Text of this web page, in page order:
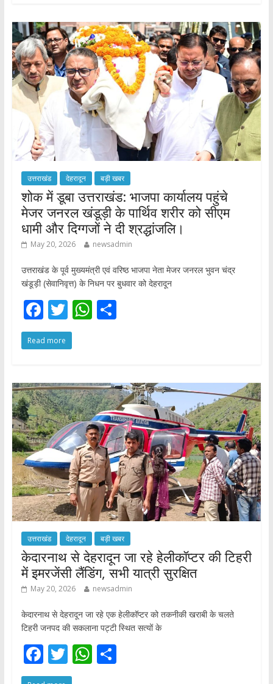
o
o
k
A
p
p
उत्तराखंड देहरादून बड़ी खबर
शोक में डूबा उत्तराखंड: भाजपा कार्यालय पहुंचे
मेजर जनरल खंडूड़ी के पार्थिव शरीर को सीएम
धामी और दिग्गजों ने दी श्रद्धांजलि।
May 20, 2026 newsadmin
उत्तराखंड के पूर्व मुख्यमंत्री एवं वरिष्ठ भाजपा नेता मेजर जनरल भुवन चंद्र
खंडूड़ी (सेवानिवृत्त) के निधन पर बुधवार को देहरादून
F
ac
e
o
o
k
T
w
itt
W
A
p
p
S
Read more
उत्तराखंड देहरादून बड़ी खबर
केदारनाथ से देहरादून जा रहे हेलीकॉप्टर की टिहरी
में इमरजेंसी लैंडिंग, सभी यात्री सुरक्षित
May 20, 2026 newsadmin
केदारनाथ से देहरादून जा रहे एक हेलीकॉप्टर को तकनीकी खराबी के चलते
टिहरी जनपद की सकलाना पट्टी स्थित सत्यों के
F
ac
T
w
W S